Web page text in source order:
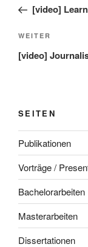
Beitrag[video]
Nächster
Beitrag
WEITER
[video]
SEITEN
Publikationen
Vorträge /
Bachelorarbeiten
Masterarbeiten
Dissertationen